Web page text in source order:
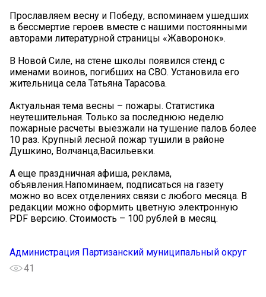
Прославляем весну и Победу, вспоминаем ушедших
в бессмертие героев вместе с нашими постоянными
авторами литературной страницы «Жаворонок».
В Новой Силе, на стене школы появился стенд с
именами воинов, погибших на СВО. Установила его
жительница села Татьяна Тарасова.
Актуальная тема весны – пожары. Статистика
неутешительная. Только за последнюю неделю
пожарные расчеты выезжали на тушение палов более
10 раз. Крупный лесной пожар тушили в районе
Душкино, Волчанца,Васильевки.
А еще праздничная афиша, реклама,
объявления.Напоминаем, подписаться на газету
можно во всех отделениях связи с любого месяца. В
редакции можно оформить цветную электронную
PDF версию. Стоимость – 100 рублей в месяц.
Администрация Партизанский муниципальный округ
41